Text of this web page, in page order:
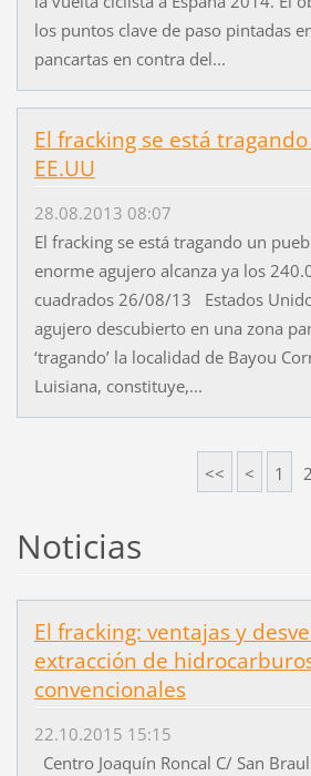
los puntos clave de paso pintadas
pancartas en contra del...
El fracking se está
EE.UU
28.08.2013 08:07
El fracking se está tragando un
enorme agujero alcanza ya los
cuadrados 26/08/13 Estados
agujero descubierto en una zona
‘tragando’ la localidad de Bayou
Luisiana, constituye,...
<< < 1 2
Noticias
El fracking: ventajas y
extracción de
convencionales
22.10.2015 15:15
Centro Joaquín Roncal C/ San